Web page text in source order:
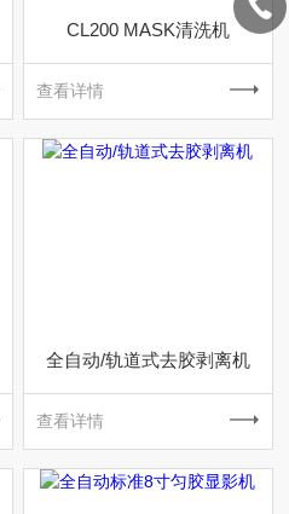
CL200 MASK清洗机
查看详情
全自动/轨道式去胶剥离机
查看详情